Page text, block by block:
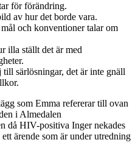
för förändring.
av hur det borde vara.
och konventioner talar om
illa ställt det är med
särlösningar, det är inte gnäll
som Emma refererar till ovan
i Almedalen
då HIV-positiva Inger nekades
ärende som är under utredning